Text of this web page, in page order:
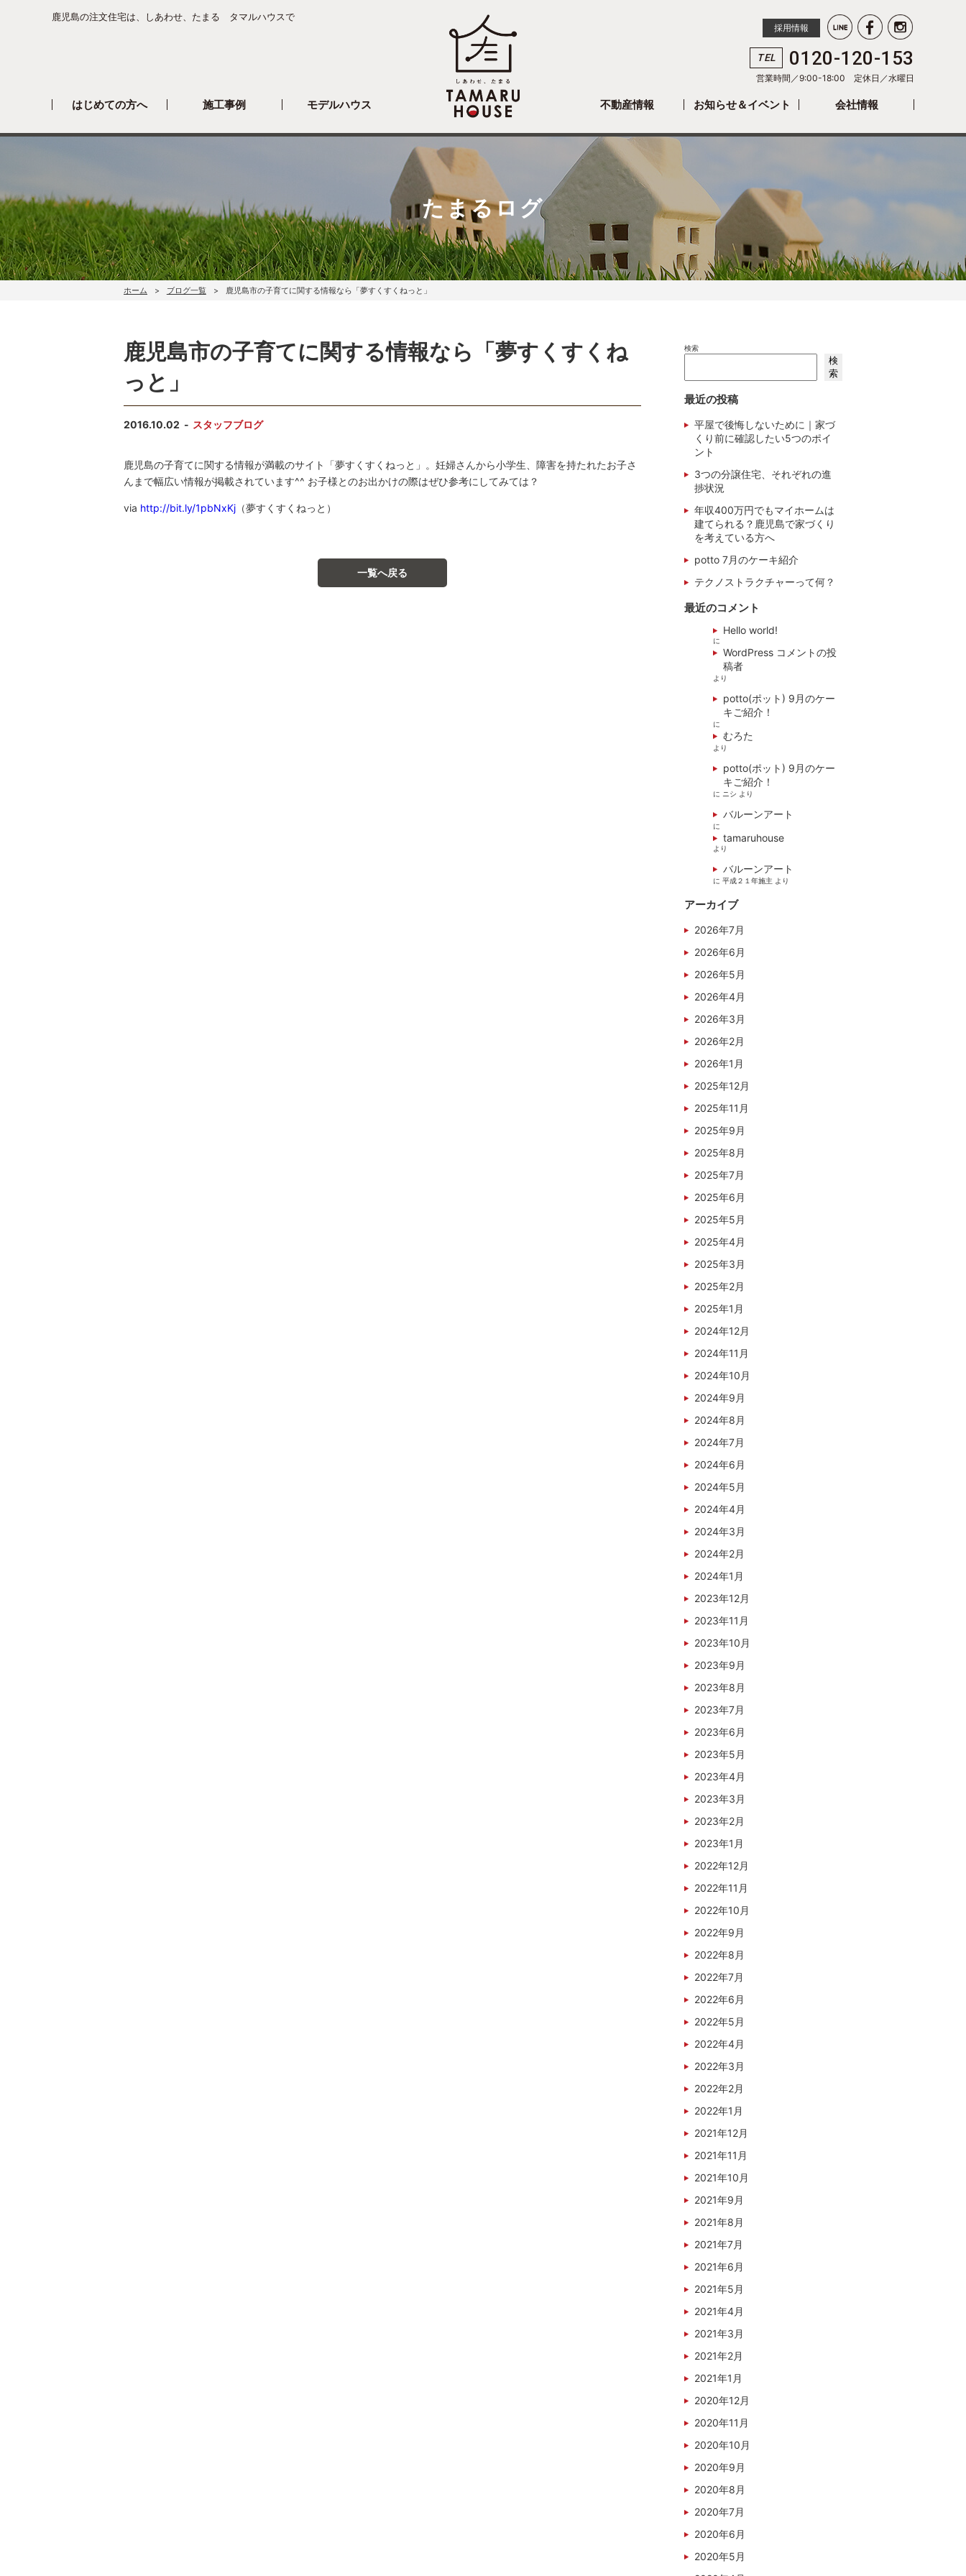
鹿児島の注文住宅は、しあわせ、たまる タマルハウスで
採用情報
TEL 0120-120-153
営業時間／9:00-18:00 定休日／水曜日
はじめての方へ 施工事例 モデルハウス 不動産情報 お知らせ＆イベント 会社情報
たまるログ
ホーム ブログ一覧 鹿児島市の子育てに関する情報なら「夢すくすくねっと」
鹿児島市の子育てに関する情報なら「夢すくすくね
っと」
2016.10.02 スタッフブログ
鹿児島の子育てに関する情報が満載のサイト「夢すくすくねっと」。妊婦さんから小学生、障害を持たれたお子さ
んまで幅広い情報が掲載されています^^ お子様とのお出かけの際はぜひ参考にしてみては？
via http://bit.ly/1pbNxKj （夢すくすくねっと）
一覧へ戻る
検索
検
索
最近の投稿
平屋で後悔しないために｜家づ
くり前に確認したい5つのポイ
ント
3つの分譲住宅、それぞれの進
捗状況
年収400万円でもマイホームは
建てられる？鹿児島で家づくり
を考えている方へ
potto 7月のケーキ紹介
テクノストラクチャーって何？
最近のコメント
Hello world!
に
WordPress コメントの投
稿者
より
potto(ポット) 9月のケー
キご紹介！
に
むろた
より
potto(ポット) 9月のケー
キご紹介！
に ニシ より
バルーンアート
に
tamaruhouse
より
バルーンアート
に 平成２１年施主 より
アーカイブ
2026年7月
2026年6月
2026年5月
2026年4月
2026年3月
2026年2月
2026年1月
2025年12月
2025年11月
2025年9月
2025年8月
2025年7月
2025年6月
2025年5月
2025年4月
2025年3月
2025年2月
2025年1月
2024年12月
2024年11月
2024年10月
2024年9月
2024年8月
2024年7月
2024年6月
2024年5月
2024年4月
2024年3月
2024年2月
2024年1月
2023年12月
2023年11月
2023年10月
2023年9月
2023年8月
2023年7月
2023年6月
2023年5月
2023年4月
2023年3月
2023年2月
2023年1月
2022年12月
2022年11月
2022年10月
2022年9月
2022年8月
2022年7月
2022年6月
2022年5月
2022年4月
2022年3月
2022年2月
2022年1月
2021年12月
2021年11月
2021年10月
2021年9月
2021年8月
2021年7月
2021年6月
2021年5月
2021年4月
2021年3月
2021年2月
2021年1月
2020年12月
2020年11月
2020年10月
2020年9月
2020年8月
2020年7月
2020年6月
2020年5月